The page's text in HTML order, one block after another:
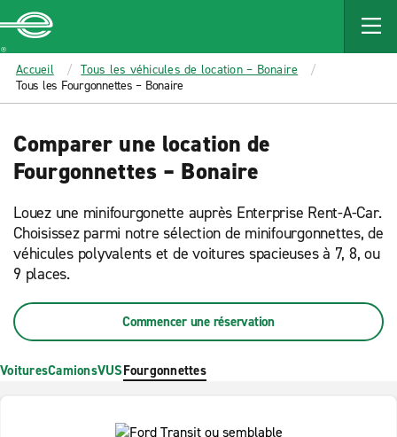
MAIN
CONTENT
Enterprise
Accueil
Tous les véhicules de location – Bonaire
Tous les Fourgonnettes – Bonaire
Comparer une location de
Fourgonnettes – Bonaire
Louez une minifourgonette auprès Enterprise Rent-A-Car.
Choisissez parmi notre sélection de minifourgonnettes, de
véhicules polyvalents et de voitures spacieuses à 7, 8, ou
9 places.
Commencer une réservation
VoituresCamionsVUSFourgonnettes